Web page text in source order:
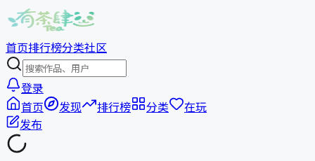
首页排行榜分类社区
登录
首页
发现 排行榜 分类
在玩
发布